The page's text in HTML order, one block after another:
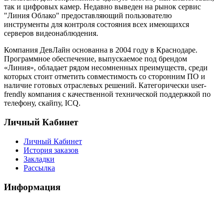
так и цифровых камер. Недавно выведен на рынок сервис
"Линия Облако" предоставляющий пользователю
инструменты для контроля состояния всех имеющихся
серверов видеонаблюдения.
Компания ДевЛайн основанна в 2004 году в Краснодаре.
Программное обеспечение, выпускаемое под брендом
«Линия», обладает рядом несомненных преимуществ, среди
которых стоит отметить совместимость со сторонним ПО и
наличие готовых отраслевых решений. Категорически user-
frendly компания с качественной технической поддержкой по
телефону, скайпу, ICQ.
Личный Кабинет
Личный Кабинет
История заказов
Закладки
Рассылка
Информация